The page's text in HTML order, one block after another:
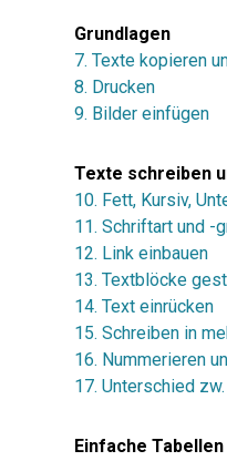
Grundlagen
7. Texte kopieren
8. Drucken
9. Bilder einfügen
Texte schreiben
10. Fett, Kursiv,
11. Schriftart und -
12. Link einbauen
13. Textblöcke
14. Text einrücken
15. Schreiben in
16. Nummerieren
17. Unterschied
Einfache